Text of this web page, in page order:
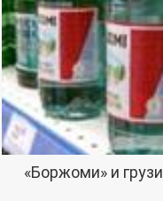
«Боржоми» и